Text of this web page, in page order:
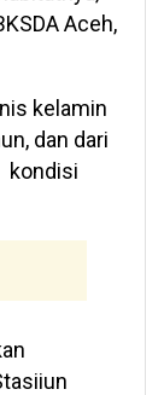
Aceh,
kelamin
dan dari
kondisi